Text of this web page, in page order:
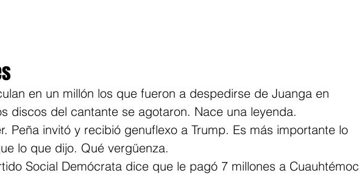
en un millón los que fueron a despedirse de Juanga en
discos del cantante se agotaron. Nace una leyenda.
Peña invitó y recibió genuflexo a Trump. Es más importante lo
lo que dijo. Qué vergüenza.
Social Demócrata dice que le pagó 7 millones a Cuauhtémoc